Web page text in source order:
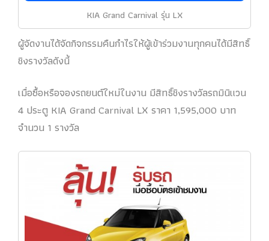
KIA Grand Carnival รุ่น LX
ผู้จัดงานได้จัดกิจกรรมคืนกำไรให้ผู้เข้าร่วมงานทุกคนได้มีสิทธิ์
ชิงรางวัลดังนี้
เมื่อซื้อหรือจองรถยนต์ใหม่ในงาน มีสิทธิ์ชิงรางวัลรถมินิแวน
4 ประตู KIA Grand Carnival LX ราคา 1,595,000 บาท
จำนวน 1 รางวัล